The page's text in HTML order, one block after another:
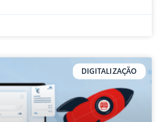
DIGITALIZAÇÃO